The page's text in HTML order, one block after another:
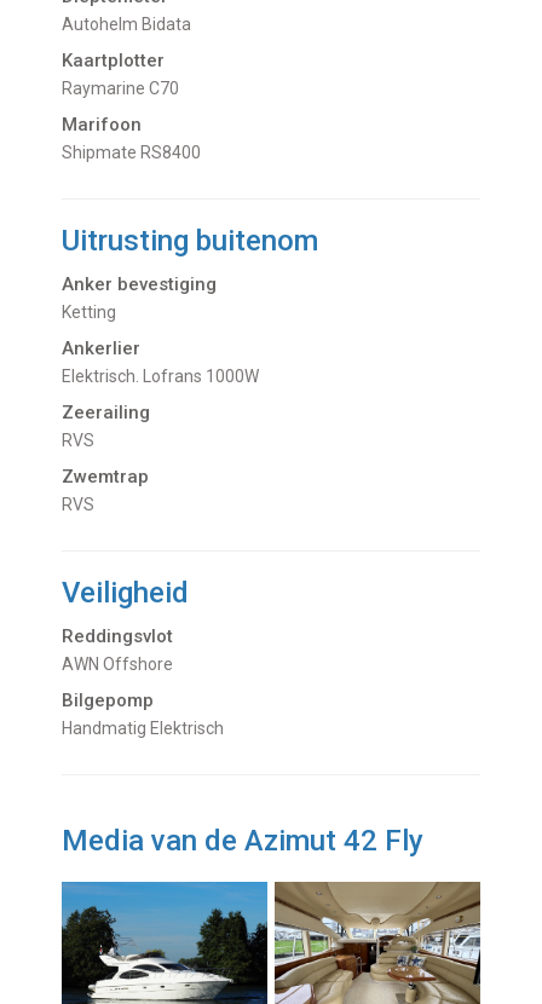
Autohelm Bidata
Kaartplotter
Raymarine C70
Marifoon
Shipmate RS8400
Uitrusting buitenom
Anker bevestiging
Ketting
Ankerlier
Elektrisch. Lofrans 1000W
Zeerailing
RVS
Zwemtrap
RVS
Veiligheid
Reddingsvlot
AWN Offshore
Bilgepomp
Handmatig Elektrisch
Media van de Azimut 42 Fly